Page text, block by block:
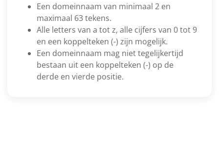
Een domeinnaam van minimaal 2 en
maximaal 63 tekens.
Alle letters van a tot z, alle cijfers van 0 tot 9
en een koppelteken (-) zijn mogelijk.
Een domeinnaam mag niet tegelijkertijd
bestaan uit een koppelteken (-) op de
derde en vierde positie.